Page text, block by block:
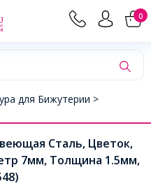
0
для Бижутерии >
Сталь, Цветок,
7мм, Толщина 1.5мм,